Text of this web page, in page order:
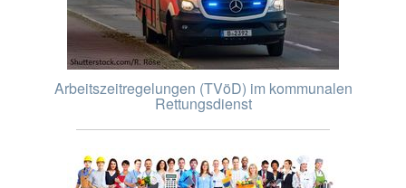
Arbeitszeitregelungen (TVöD) im kommunalen
Rettungsdienst